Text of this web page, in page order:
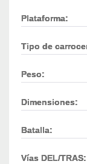
Plataforma:
Tipo de
Peso:
Dimensiones:
Batalla:
Vías DEL/TRAS: